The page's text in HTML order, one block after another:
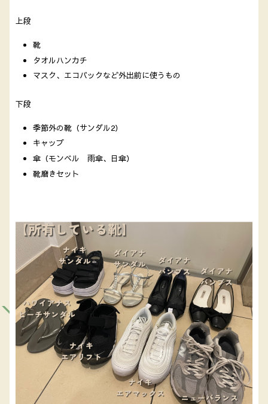
上段
靴
タオルハンカチ
マスク、エコバックなど外出前に使うもの
下段
季節外の靴（サンダル2）
キャップ
傘（モンベル 雨傘、日傘）
靴磨きセット